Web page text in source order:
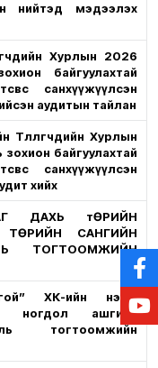
нийтэд мэдээлэх
Хурлын 2026
байгуулахтай
санхүүжүүлсэн
аудитын тайлан
Хурлын
зохион байгуулахтай
санхүүжүүлсэн
хийх
ДАХЬ тӨРИЙН
САНГИЙН
ТОГТООМЖИЙН
ХК-ийн нэгж
ногдол ашгийн
тогтоомжийн